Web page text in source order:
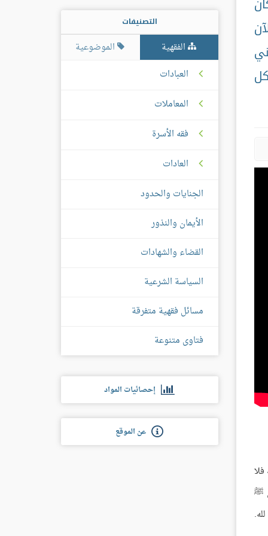
ﷺ
التصنيفات
الفقهية
الموضوعية
العبادات
المعاملات
فقه الأسرة
العادات
الجنايات والحدود
الأيمان والنذور
القضاء والشهادات
السياسة الشرعية
مسائل فقهية متفرقة
فتاوى متنوعة
إحصائيات المواد
عن الموقع